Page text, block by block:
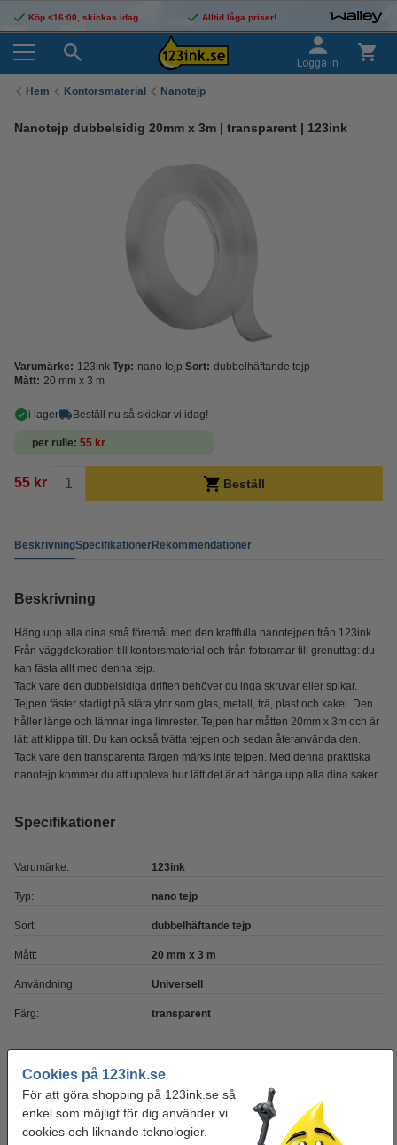
Cookies på 123ink.se
För att göra shopping på 123ink.se så
enkel som möjligt för dig använder vi
cookies och liknande teknologier.
Köp <16:00, skickas idag Alltid låga priser!
Logga in
Hem Kontorsmaterial Nanotejp
Nanotejp dubbelsidig 20mm x 3m | transparent | 123ink
Varumärke: 123ink Typ: nano tejp Sort: dubbelhäftande tejp
Mått: 20 mm x 3 m
i lager Beställ nu så skickar vi idag!
per rulle 55 kr
55 kr Beställ
BeskrivningSpecifikationerRekommendationer
Beskrivning
Häng upp alla dina små föremål med den kraftfulla nanotejpen från 123ink.
Från väggdekoration till kontorsmaterial och från fotoramar till grenuttag: du
kan fästa allt med denna tejp.
Tack vare den dubbelsidiga driften behöver du inga skruvar eller spikar.
Tejpen fäster stadigt på släta ytor som glas, metall, trä, plast och kakel. Den
håller länge och lämnar inga limrester. Tejpen har måtten 20mm x 3m och är
lätt att klippa till. Du kan också tvätta tejpen och sedan återanvända den.
Tack vare den transparenta färgen märks inte tejpen. Med denna praktiska
nanotejp kommer du att uppleva hur lätt det är att hänga upp alla dina saker.
Specifikationer
Varumärke: 123ink
Typ: nano tejp
Sort: dubbelhäftande tejp
Mått: 20 mm x 3 m
Användning: Universell
Färg: transparent
Behöver du fler?
Köp3stför endast
130 kr